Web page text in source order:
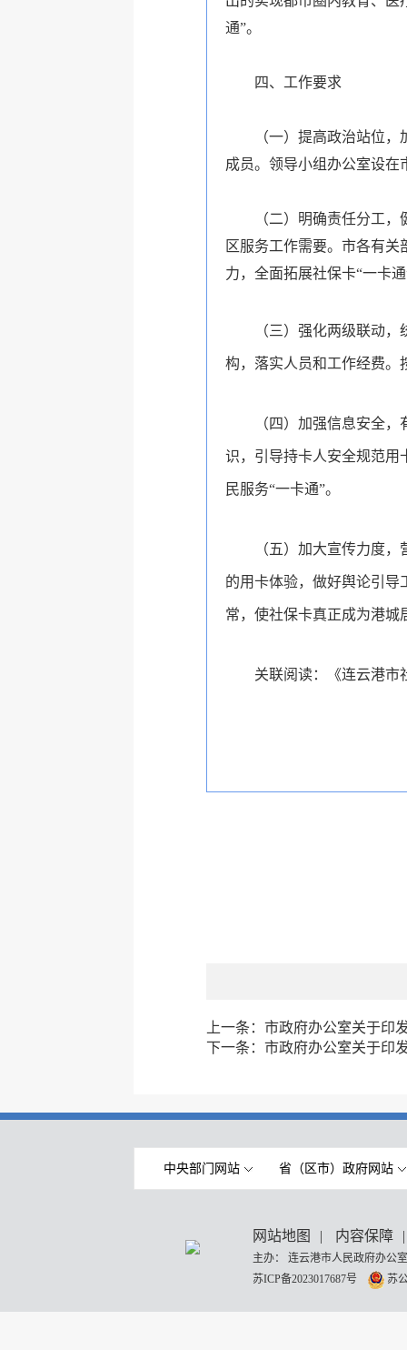
通”。
四、工作要求
（一）提高政治站位
成员。领导小组办公室设在
（二）明确责任分工
区服务工作需要。市各有
力，全面拓展社保卡“一卡
（三）强化两级联动
构，落实人员和工作经费。
（四）加强信息安全
识，引导持卡人安全规范用
民服务“一卡通”。
（五）加大宣传力度
的用卡体验，做好舆论引导
常，使社保卡真正成为港城
关联阅读： 《连云港
上一条： 市政府办公室关于印
下一条： 市政府办公室关于印
中央部门网站 省（区市）政府网站
网站地图 | 内容保障 |
主办： 连云港市人民政府办
苏ICP备2023017687号
苏